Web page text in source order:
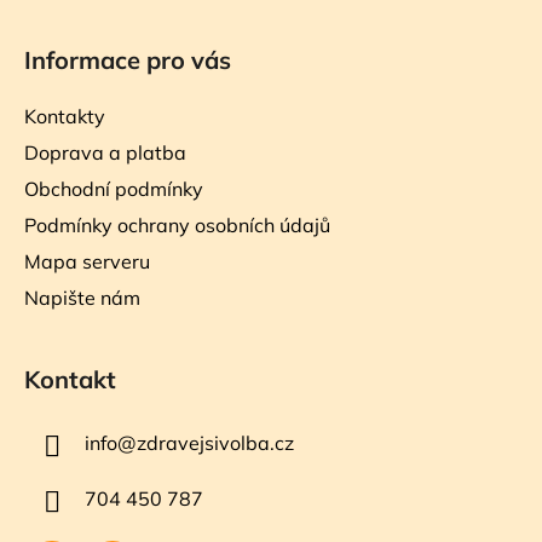
Informace pro vás
Kontakty
Doprava a platba
Obchodní podmínky
Podmínky ochrany osobních údajů
Mapa serveru
Napište nám
Kontakt
info@zdravejsivolba.cz
704 450 787